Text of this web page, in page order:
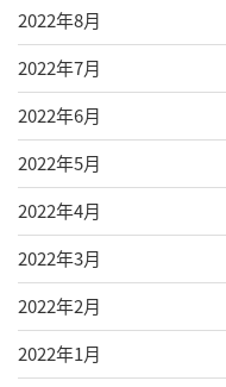
2022年8月
2022年7月
2022年6月
2022年5月
2022年4月
2022年3月
2022年2月
2022年1月